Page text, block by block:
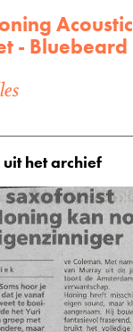
Acoustic
- Bluebeard
uit het archief